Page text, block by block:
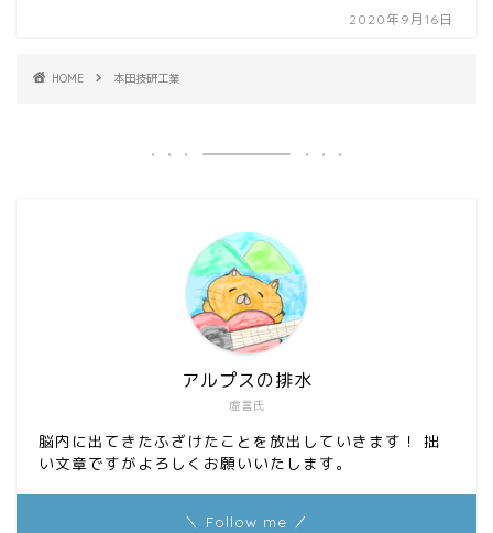
2020年9月16日
HOME 本田技研工業
虚言氏
アルプスの排水
脳内に出てきたふざけたことを放出していきます！ 拙
い文章ですがよろしくお願いいたします。
＼ Follow me ／